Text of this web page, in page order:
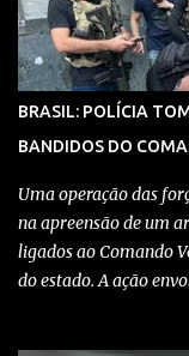
profissionais da
praticados durante a
campanhas
perseguidos por
WhatsApp! Garanta
entrar no grupo do
BRASIL: POLÍCIA
BANDIDOS DO
Uma operação das
na apreensão de um
ligados ao Comando
do estado. A ação